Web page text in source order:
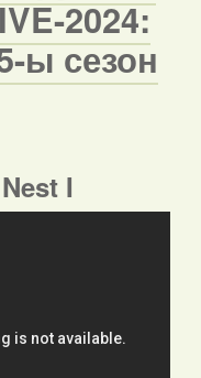
2024:
ы сезон
I